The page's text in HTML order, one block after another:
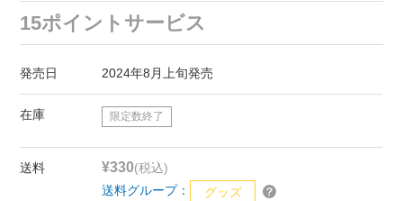
15ポイントサービス
発売日 2024年8月上旬発売
在庫 限定数終了
送料 ¥330(税込)
送料グループ：
グッズ